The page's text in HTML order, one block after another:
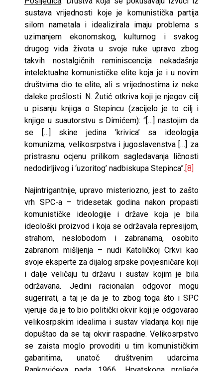
sustava vrijednosti koje je komunistička partija
silom nametala i idealizirala imaju problema s
uzimanjem ekonomskog, kulturnog i svakog
drugog vida života u svoje ruke upravo zbog
takvih nostalgičnih reminiscencija nekadašnje
intelektualne komunističke elite koja je i u novim
društvima dio te elite, ali s vrijednostima iz neke
daleke prošlosti. N. Žutić otkriva koji je njegov cilj
u pisanju knjiga o Stepincu (zacijelo je to cilj i
knjige u suautorstvu s Dimićem): “[…] nastojim da
se […] skine jedina ‘krivica’ sa ideologija
komunizma, velikosrpstva i jugoslavenstva […] za
pristrasnu ocjenu prilikom sagledavanja ličnosti
nedodirljivog i ‘uzoritog’ nadbiskupa Stepinca”. [8]
Najintrigantnije, upravo misteriozno, jest to zašto
vrh SPC-a – tridesetak godina nakon propasti
komunističke ideologije i države koja je bila
ideološki proizvod i koja se održavala represijom,
strahom, neslobodom i zabranama, osobito
zabranom mišljenja – nudi Katoličkoj Crkvi kao
svoje eksperte za dijalog srpske povjesničare koji
i dalje veličaju tu državu i sustav kojim je bila
održavana. Jedini racionalan odgovor mogu
sugerirati, a taj je da je to zbog toga što i SPC
vjeruje da je to bio politički okvir koji je odgovarao
velikosrpskim idealima i sustav vladanja koji nije
dopuštao da se taj okvir raspadne. Velikosrpstvo
se zaista moglo provoditi u tim komunističkim
gabaritima, unatoč društvenim udarcima